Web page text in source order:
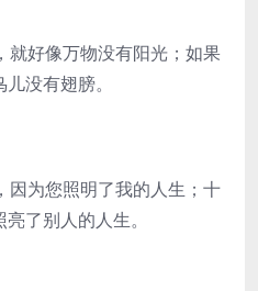
就好像万物没有阳光；如果
没有翅膀。
因为您照明了我的人生；十
了别人的人生。